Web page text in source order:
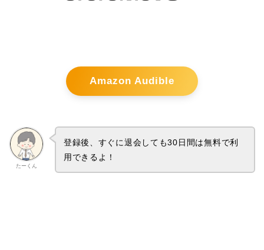
Amazon Audible
たーくん
登録後、すぐに退会しても30日間は無料で利
用できるよ！